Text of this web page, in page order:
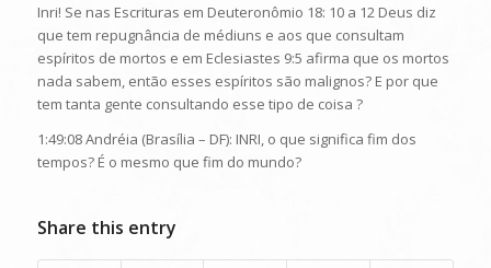
Inri! Se nas Escrituras em Deuteronômio 18: 10 a 12 Deus diz
que tem repugnância de médiuns e aos que consultam
espíritos de mortos e em Eclesiastes 9:5 afirma que os mortos
nada sabem, então esses espíritos são malignos? E por que
tem tanta gente consultando esse tipo de coisa ?
1:49:08 Andréia (Brasília – DF): INRI, o que significa fim dos
tempos? É o mesmo que fim do mundo?
Share this entry